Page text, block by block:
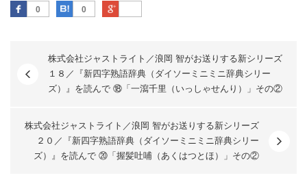
0
Facebook 0
はてなブックマーク
株式会社ジャストライト／浪岡 智がお送りする新シリーズ
１８／『新四字熟語辞典（ダイソーミニミニ辞典シリー
ズ）』を読んで ⑱「一瀉千里（いっしゃせんり）」その②
株式会社ジャストライト／浪岡 智がお送りする新シリーズ
２０／『新四字熟語辞典（ダイソーミニミニ辞典シリー
ズ）』を読んで ⑳「握髪吐哺（あくはつとほ）」その②